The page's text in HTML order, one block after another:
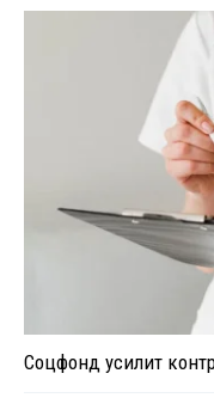
Соцфонд усилит